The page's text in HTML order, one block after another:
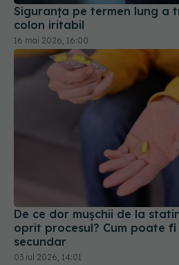
Siguranța pe termen lung a
colon iritabil
16 mai 2026, 16:00
De ce dor mușchii de la
oprit procesul? Cum poate
secundar
03 iul 2026, 14:01